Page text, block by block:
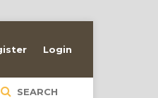
SEARCH
Login